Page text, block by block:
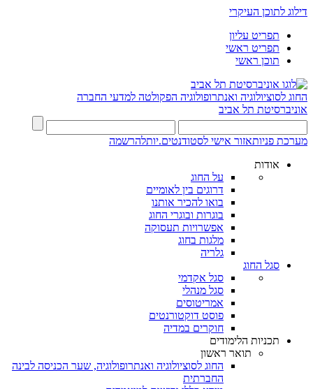
דילוג לתוכן העיקרי
תפריט עליון
תפריט ראשי
תוכן ראשי
החוג לסוציולוגיה ואנתרופולוגיה הפקולטה למדעי החברה
אוניברסיטת תל אביב
מערכת פניותאזור אישי לסטודנטים.יותלהרשמה
אודות
על החוג
דרוגים בין לאומיים
בואו להכיר אותנו
בוגרות ובוגרי החוג
אפשרויות תעסוקה
מלגות בחוג
גלריה
סגל החוג
סגל אקדמי
סגל מנהלי
אמריטוסים
פוסט דוקטורנטים
חוקרים במדיה
תכניות הלימודים
תואר ראשון
החוג לסוציולוגיה ואנתרופולוגיה, שער הכניסה לבינה
החברתית